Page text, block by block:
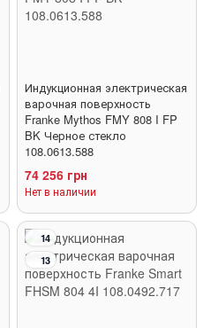
Индукционная электрическая
варочная поверхность
Franke Mythos FMY 808 I FP
BK Черное стекло
108.0613.588
74 256 грн
Нет в наличии
14
13